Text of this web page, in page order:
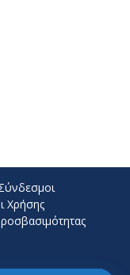
Χρήσης